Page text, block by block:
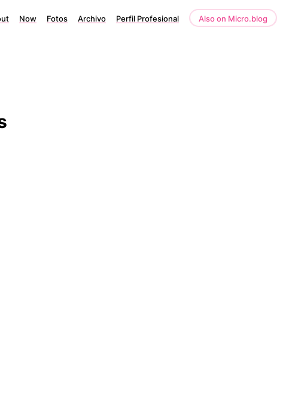
Now Fotos Archivo Perfil Profesional Also on Micro.blog